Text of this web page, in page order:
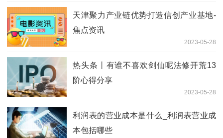
天津聚力产业链优势打造信创产业基地-
焦点资讯
2023-05-28
热头条丨有谁不喜欢剑仙呢法修开荒13
阶心得分享
2023-05-28
利润表的营业成本是什么_利润表营业成
本包括哪些